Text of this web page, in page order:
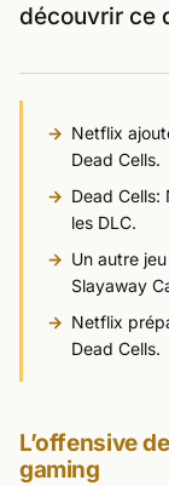
découvrir ce
Netflix
Dead Cells.
Dead Cells:
les DLC.
Un autre
Slayaway
Netflix
Dead Cells.
L’offensive
gaming